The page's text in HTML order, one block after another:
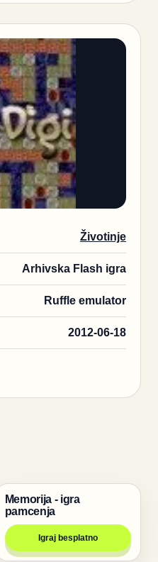
Životinje
Arhivska Flash igra
Ruffle emulator
2012-06-18
Bakugan igrice
Memorija - igra
pamcenja
Igraj besplatno